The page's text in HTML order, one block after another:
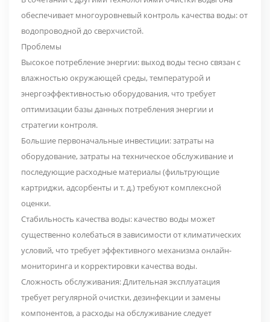
обеспечивает многоуровневый контроль качества воды: от
водопроводной до сверхчистой.
Проблемы
Высокое потребление энергии: выход воды тесно связан с
влажностью окружающей среды, температурой и
энергоэффективностью оборудования, что требует
оптимизации базы данных потребления энергии и
стратегии контроля.
Большие первоначальные инвестиции: затраты на
оборудование, затраты на техническое обслуживание и
последующие расходные материалы (фильтрующие
картриджи, адсорбенты и т. д.) требуют комплексной
оценки.
Стабильность качества воды: качество воды может
существенно колебаться в зависимости от климатических
условий, что требует эффективного механизма онлайн-
мониторинга и корректировки качества воды.
Сложность обслуживания: Длительная эксплуатация
требует регулярной очистки, дезинфекции и замены
компонентов, а расходы на обслуживание следует